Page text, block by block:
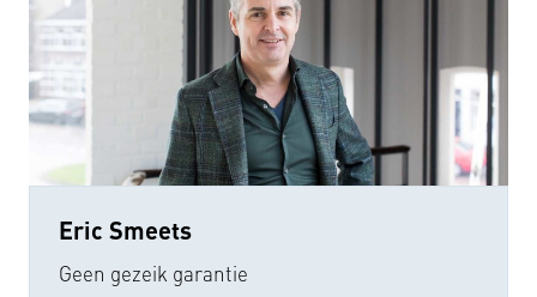
Eric Smeets
Geen gezeik garantie